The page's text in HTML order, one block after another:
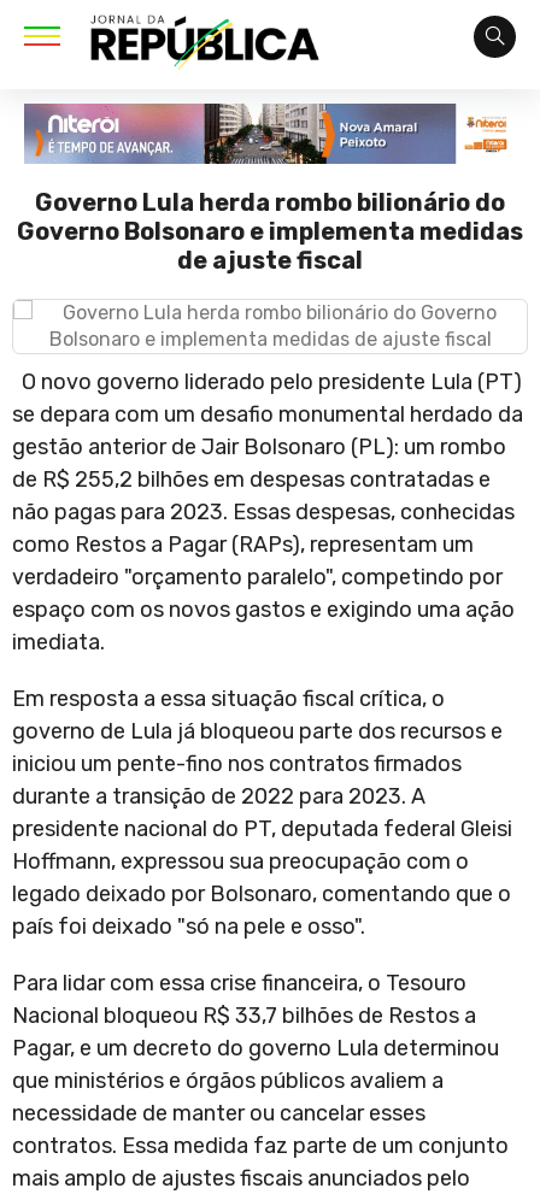
Governo Lula herda rombo bilionário do
Governo Bolsonaro e implementa medidas
de ajuste fiscal
O novo governo liderado pelo presidente Lula (PT)
se depara com um desafio monumental herdado da
gestão anterior de Jair Bolsonaro (PL): um rombo
de R$ 255,2 bilhões em despesas contratadas e
não pagas para 2023. Essas despesas, conhecidas
como Restos a Pagar (RAPs), representam um
verdadeiro "orçamento paralelo", competindo por
espaço com os novos gastos e exigindo uma ação
imediata.
Em resposta a essa situação fiscal crítica, o
governo de Lula já bloqueou parte dos recursos e
iniciou um pente-fino nos contratos firmados
durante a transição de 2022 para 2023. A
presidente nacional do PT, deputada federal Gleisi
Hoffmann, expressou sua preocupação com o
legado deixado por Bolsonaro, comentando que o
país foi deixado "só na pele e osso".
Para lidar com essa crise financeira, o Tesouro
Nacional bloqueou R$ 33,7 bilhões de Restos a
Pagar, e um decreto do governo Lula determinou
que ministérios e órgãos públicos avaliem a
necessidade de manter ou cancelar esses
contratos. Essa medida faz parte de um conjunto
mais amplo de ajustes fiscais anunciados pelo